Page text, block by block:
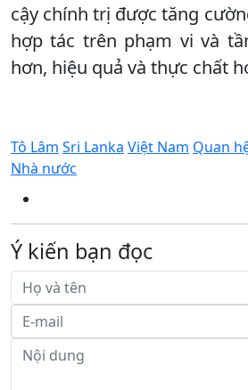
cậy chính trị được tăng
hợp tác trên phạm vi và
hơn, hiệu quả và thực chất
Tô Lâm Sri Lanka Việt Nam Quan
Nhà nước
Ý kiến bạn đọc